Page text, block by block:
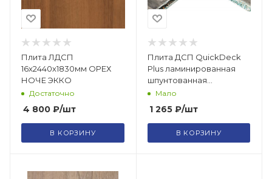
Плита ЛДСП
16х2440х1830мм ОРЕХ
НОЧЕ ЭККО
Достаточно
4 800 ₽/шт
В КОРЗИНУ
Плита ДСП QuickDeck
Plus ламинированная
шпунтованная
влагостойкая P5 Е1
1200х900х16 Порту
Мало
1 265₽/шт
В КОРЗИНУ